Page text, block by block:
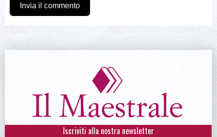
Invia il commento
Iscriviti alla nostra newsletter